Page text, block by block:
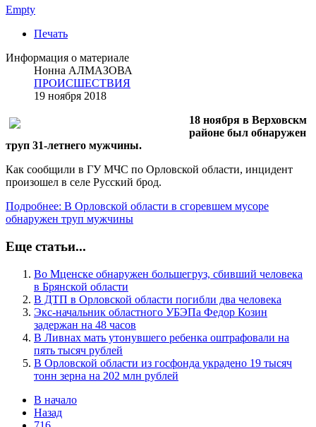
Empty
Печать
Информация о материале
Нонна АЛМАЗОВА
ПРОИСШЕСТВИЯ
19 ноября 2018
18 ноября в Верховскм
районе был обнаружен
труп 31-летнего мужчины.
Как сообщили в ГУ МЧС по Орловской области, инцидент
произошел в селе Русский брод.
Подробнее: В Орловской области в сгоревшем мусоре
обнаружен труп мужчины
Еще статьи...
Во Мценске обнаружен большегруз, сбивший человека
в Брянской области
В ДТП в Орловской области погибли два человека
Экс-начальник областного УБЭПа Федор Козин
задержан на 48 часов
В Ливнах мать утонувшего ребенка оштрафовали на
пять тысяч рублей
В Орловской области из госфонда украдено 19 тысяч
тонн зерна на 202 млн рублей
В начало
Назад